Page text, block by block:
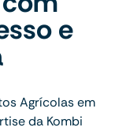
e
Agrícolas em
da Kombi